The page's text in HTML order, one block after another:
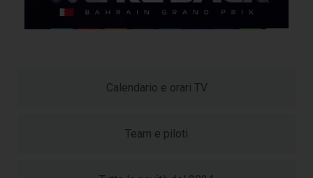
Calendario e orari TV
Team e piloti